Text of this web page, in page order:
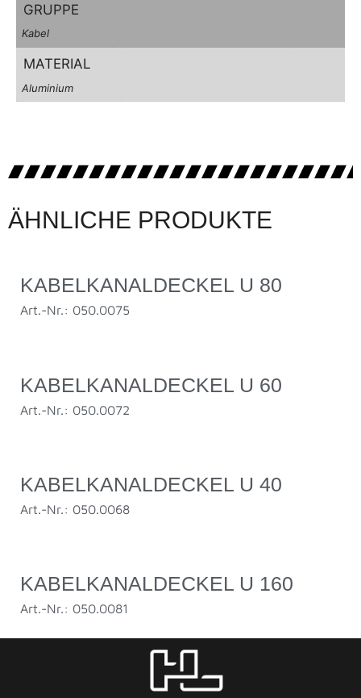
GRUPPE
Kabel
MATERIAL
Aluminium
ÄHNLICHE PRODUKTE
KABELKANALDECKEL U 80
Art.-Nr.: 050.0075
KABELKANALDECKEL U 60
Art.-Nr.: 050.0072
KABELKANALDECKEL U 40
Art.-Nr.: 050.0068
KABELKANALDECKEL U 160
Art.-Nr.: 050.0081